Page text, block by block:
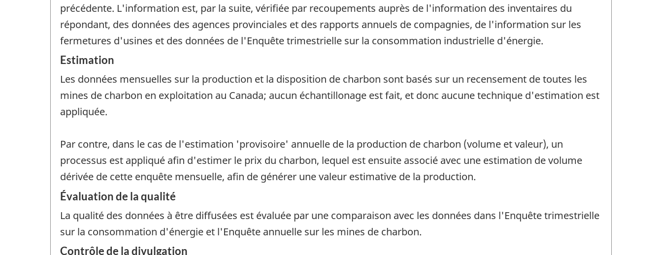
précédente. L'information est, par la suite, vérifiée par recoupements auprès de l'information des inventaires du
répondant, des données des agences provinciales et des rapports annuels de compagnies, de l'information sur les
fermetures d'usines et des données de l'Enquête trimestrielle sur la consommation industrielle d'énergie.
Estimation
Les données mensuelles sur la production et la disposition de charbon sont basés sur un recensement de toutes les
mines de charbon en exploitation au Canada; aucun échantillonage est fait, et donc aucune technique d'estimation est
appliquée.
Par contre, dans le cas de l'estimation 'provisoire' annuelle de la production de charbon (volume et valeur), un
processus est appliqué afin d'estimer le prix du charbon, lequel est ensuite associé avec une estimation de volume
dérivée de cette enquête mensuelle, afin de générer une valeur estimative de la production.
Évaluation de la qualité
La qualité des données à être diffusées est évaluée par une comparaison avec les données dans l'Enquête trimestrielle
sur la consommation d'énergie et l'Enquête annuelle sur les mines de charbon.
Contrôle de la divulgation